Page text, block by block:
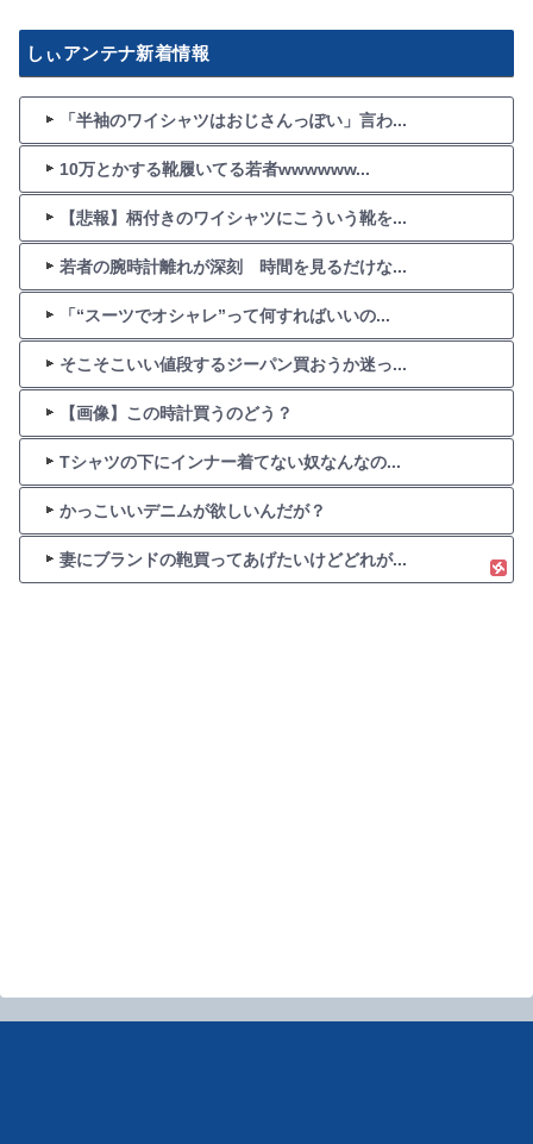
しぃアンテナ新着情報
「半袖のワイシャツはおじさんっぽい」言わ...
10万とかする靴履いてる若者wwwwww...
【悲報】柄付きのワイシャツにこういう靴を...
若者の腕時計離れが深刻 時間を見るだけな...
「“スーツでオシャレ”って何すればいいの...
そこそこいい値段するジーパン買おうか迷っ...
【画像】この時計買うのどう？
Tシャツの下にインナー着てない奴なんなの...
かっこいいデニムが欲しいんだが？
妻にブランドの鞄買ってあげたいけどどれが...